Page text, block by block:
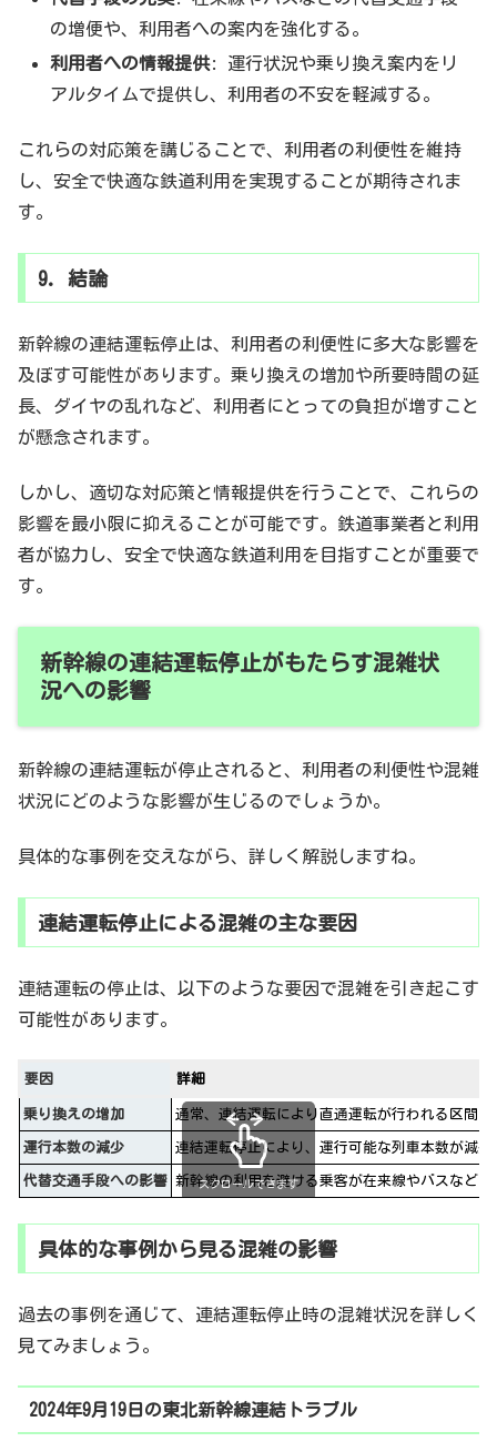
の増便や、利用者への案内を強化する。
利用者への情報提供: 運行状況や乗り換え案内をリ
アルタイムで提供し、利用者の不安を軽減する。
これらの対応策を講じることで、利用者の利便性を維持
し、安全で快適な鉄道利用を実現することが期待されま
す。
9. 結論
新幹線の連結運転停止は、利用者の利便性に多大な影響を
及ぼす可能性があります。乗り換えの増加や所要時間の延
長、ダイヤの乱れなど、利用者にとっての負担が増すこと
が懸念されます。
しかし、適切な対応策と情報提供を行うことで、これらの
影響を最小限に抑えることが可能です。鉄道事業者と利用
者が協力し、安全で快適な鉄道利用を目指すことが重要で
す。
新幹線の連結運転停止がもたらす混雑状
況への影響
新幹線の連結運転が停止されると、利用者の利便性や混雑
状況にどのような影響が生じるのでしょうか。
具体的な事例を交えながら、詳しく解説しますね。
連結運転停止による混雑の主な要因
連結運転の停止は、以下のような要因で混雑を引き起こす
可能性があります。
要因 詳細
乗り換えの増加 通常、連結運転により直通運転が行われる区間
運行本数の減少 連結運転停止により、運行可能な列車本数が減
代替交通手段への影響 新幹線の利用を避ける乗客が在来線やバスなど
スクロールできます
具体的な事例から見る混雑の影響
過去の事例を通じて、連結運転停止時の混雑状況を詳しく
見てみましょう。
2024年9月19日の東北新幹線連結トラブル